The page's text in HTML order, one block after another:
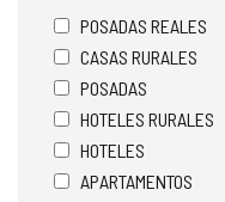
POSADAS REALES
CASAS RURALES
POSADAS
HOTELES RURALES
HOTELES
APARTAMENTOS